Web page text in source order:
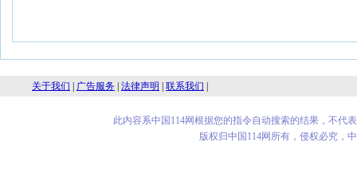
关于我们 广告服务 法律声明 联系我们
此内容系中国114网根据您的指令自动搜索的结果，不代
版权归中国114网所有，侵权必究，